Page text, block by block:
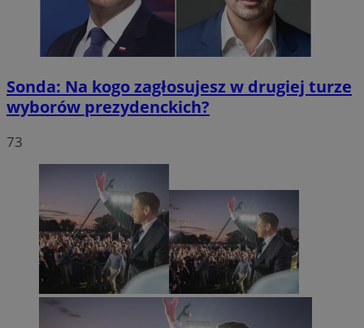
Sonda: Na kogo zagłosujesz w drugiej turze
wyborów prezydenckich?
73